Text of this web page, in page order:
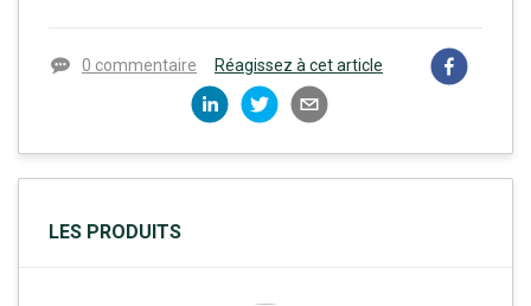
0 commentaire Réagissez à cet article
LES PRODUITS